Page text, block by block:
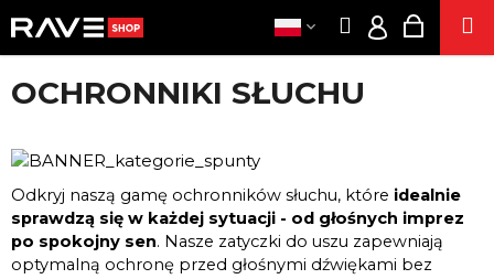
do
treści
Szukaj
Zaloguj
Koszyk
OCHRONNIKI SŁUCHU
Odkryj naszą gamę ochronników słuchu, które idealnie
sprawdzą się w każdej sytuacji - od głośnych imprez
po spokojny sen. Nasze zatyczki do uszu zapewniają
optymalną ochronę przed głośnymi dźwiękami bez
K
O
Z
K
Z
powrotem
Z
powrotem
Z
E
G
O
S